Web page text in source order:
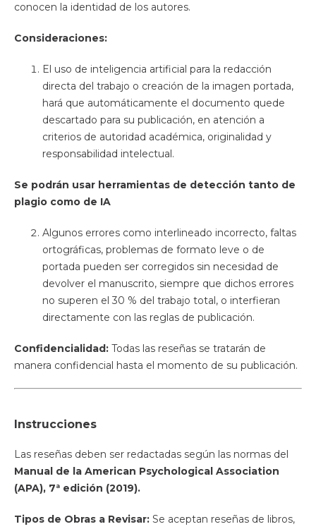
conocen la identidad de los autores.
Consideraciones:
El uso de inteligencia artificial para la redacción
directa del trabajo o creación de la imagen portada,
hará que automáticamente el documento quede
descartado para su publicación, en atención a
criterios de autoridad académica, originalidad y
responsabilidad intelectual.
Se podrán usar herramientas de detección tanto de
plagio como de IA
Algunos errores como interlineado incorrecto, faltas
ortográficas, problemas de formato leve o de
portada pueden ser corregidos sin necesidad de
devolver el manuscrito, siempre que dichos errores
no superen el 30 % del trabajo total, o interfieran
directamente con las reglas de publicación.
Confidencialidad:Todas las reseñas se tratarán de
manera confidencial hasta el momento de su publicación.
Instrucciones
Las reseñas deben ser redactadas según las normas del
Manual de la American Psychological Association
(APA), 7ª edición (2019).
Tipos de Obras a Revisar:Se aceptan reseñas de libros,